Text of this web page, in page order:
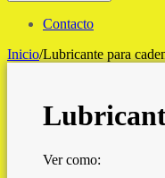
Contacto
Inicio/Lubricante para
Ver como: